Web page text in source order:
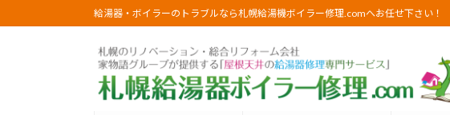
ン
ビ
給湯器・ボイラーのトラブルなら札幌給湯機ボイラー修理.comへお任せ下さい！